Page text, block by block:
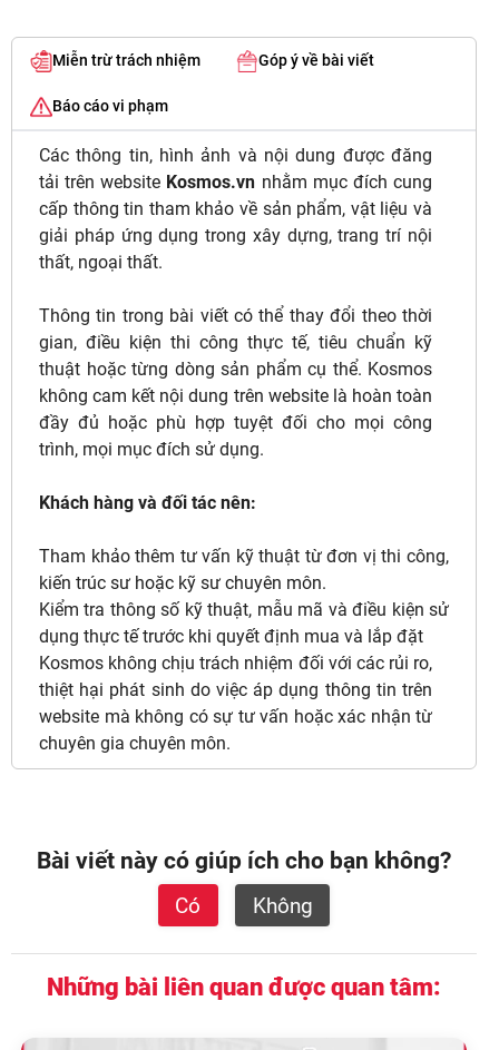
Miễn trừ trách nhiệm Góp ý về bài viết
Báo cáo vi phạm
Các thông tin, hình ảnh và nội dung được đăng
tải trên website Kosmos.vn nhằm mục đích cung
cấp thông tin tham khảo về sản phẩm, vật liệu và
giải pháp ứng dụng trong xây dựng, trang trí nội
thất, ngoại thất.
Thông tin trong bài viết có thể thay đổi theo thời
gian, điều kiện thi công thực tế, tiêu chuẩn kỹ
thuật hoặc từng dòng sản phẩm cụ thể. Kosmos
không cam kết nội dung trên website là hoàn toàn
đầy đủ hoặc phù hợp tuyệt đối cho mọi công
trình, mọi mục đích sử dụng.
Khách hàng và đối tác nên:
Tham khảo thêm tư vấn kỹ thuật từ đơn vị thi công,
kiến trúc sư hoặc kỹ sư chuyên môn.
Kiểm tra thông số kỹ thuật, mẫu mã và điều kiện sử
dụng thực tế trước khi quyết định mua và lắp đặt
Kosmos không chịu trách nhiệm đối với các rủi ro,
thiệt hại phát sinh do việc áp dụng thông tin trên
website mà không có sự tư vấn hoặc xác nhận từ
chuyên gia chuyên môn.
Bài viết này có giúp ích cho bạn không?
Có Không
Những bài liên quan được quan tâm: